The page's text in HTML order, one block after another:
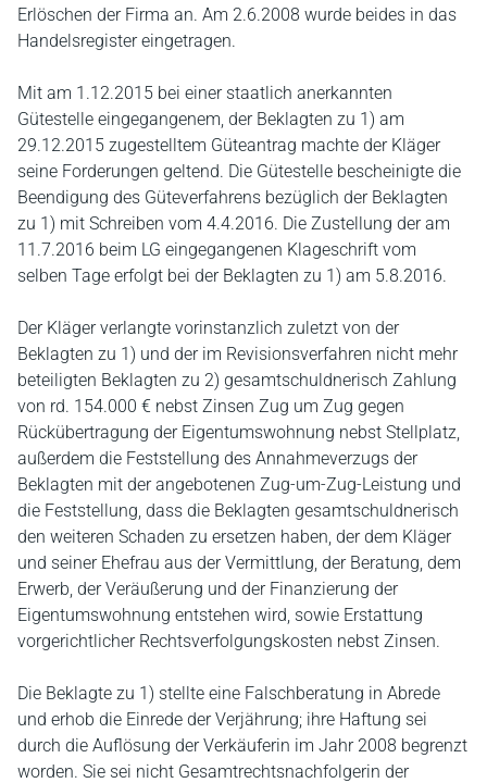
Erlöschen der Firma an. Am 2.6.2008 wurde beides in das
Handelsregister eingetragen.
Mit am 1.12.2015 bei einer staatlich anerkannten
Gütestelle eingegangenem, der Beklagten zu 1) am
29.12.2015 zugestelltem Güteantrag machte der Kläger
seine Forderungen geltend. Die Gütestelle bescheinigte die
Beendigung des Güteverfahrens bezüglich der Beklagten
zu 1) mit Schreiben vom 4.4.2016. Die Zustellung der am
11.7.2016 beim LG eingegangenen Klageschrift vom
selben Tage erfolgt bei der Beklagten zu 1) am 5.8.2016.
Der Kläger verlangte vorinstanzlich zuletzt von der
Beklagten zu 1) und der im Revisionsverfahren nicht mehr
beteiligten Beklagten zu 2) gesamtschuldnerisch Zahlung
von rd. 154.000 € nebst Zinsen Zug um Zug gegen
Rückübertragung der Eigentumswohnung nebst Stellplatz,
außerdem die Feststellung des Annahmeverzugs der
Beklagten mit der angebotenen Zug-um-Zug-Leistung und
die Feststellung, dass die Beklagten gesamtschuldnerisch
den weiteren Schaden zu ersetzen haben, der dem Kläger
und seiner Ehefrau aus der Vermittlung, der Beratung, dem
Erwerb, der Veräußerung und der Finanzierung der
Eigentumswohnung entstehen wird, sowie Erstattung
vorgerichtlicher Rechtsverfolgungskosten nebst Zinsen.
Die Beklagte zu 1) stellte eine Falschberatung in Abrede
und erhob die Einrede der Verjährung; ihre Haftung sei
durch die Auflösung der Verkäuferin im Jahr 2008 begrenzt
worden. Sie sei nicht Gesamtrechtsnachfolgerin der